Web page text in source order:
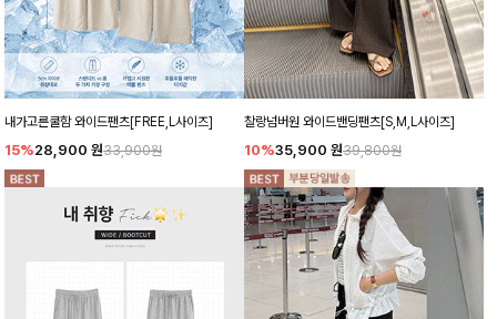
내가고른쿨함 와이드팬츠[FREE,L사이즈]
15%28,900 원33,900원
찰랑넘버원 와이드밴딩팬츠[S,M,L사이즈]
10%35,900 원39,800원